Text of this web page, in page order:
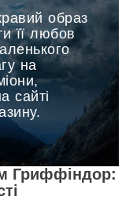
образ
її любов
на
сайті
Гриффіндор: